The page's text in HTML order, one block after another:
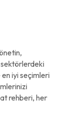
sektörlerdeki
iyi seçimleri
rehberi, her